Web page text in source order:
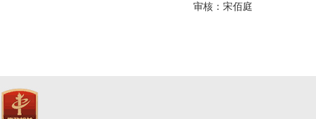
审核：宋佰庭